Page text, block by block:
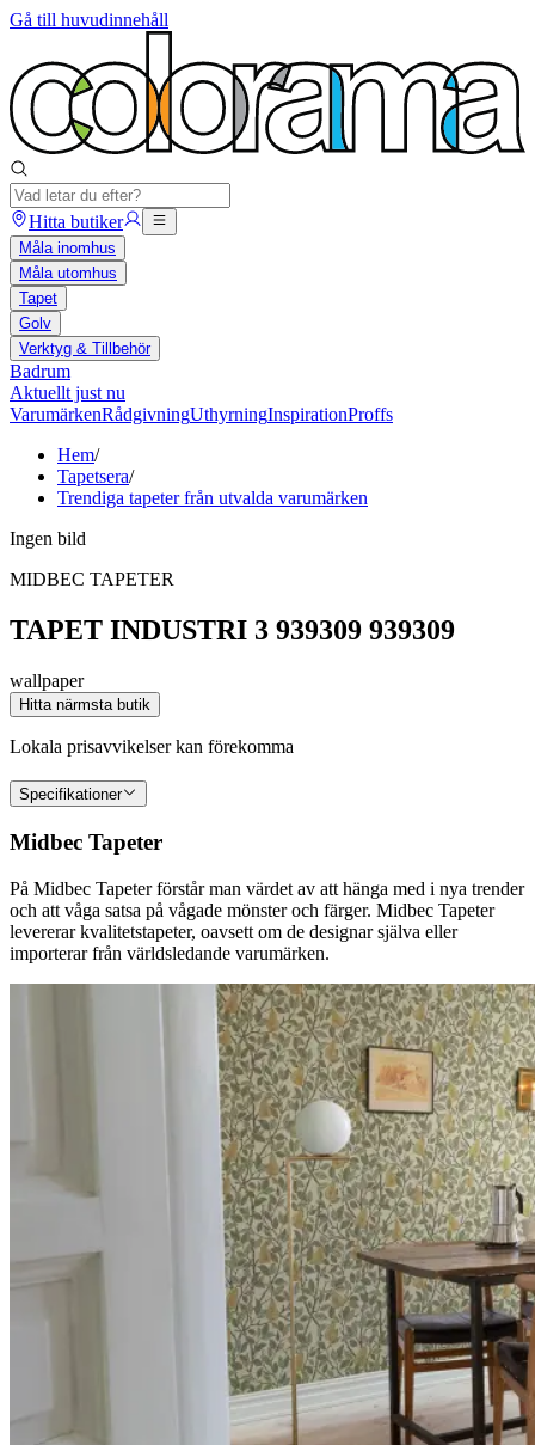
Gå till huvudinnehåll
Hitta butiker
Måla inomhus
Måla utomhus
Tapet
Golv
Verktyg & Tillbehör
Badrum
Aktuellt just nu
VarumärkenRådgivningUthyrningInspirationProffs
Hem/
Tapetsera/
Trendiga tapeter från utvalda varumärken
Ingen bild
MIDBEC TAPETER
TAPET INDUSTRI 3 939309 939309
wallpaper
Hitta närmsta butik
Lokala prisavvikelser kan förekomma
Specifikationer
Midbec Tapeter
På Midbec Tapeter förstår man värdet av att hänga med i nya trender
och att våga satsa på vågade mönster och färger. Midbec Tapeter
levererar kvalitetstapeter, oavsett om de designar själva eller
importerar från världsledande varumärken.